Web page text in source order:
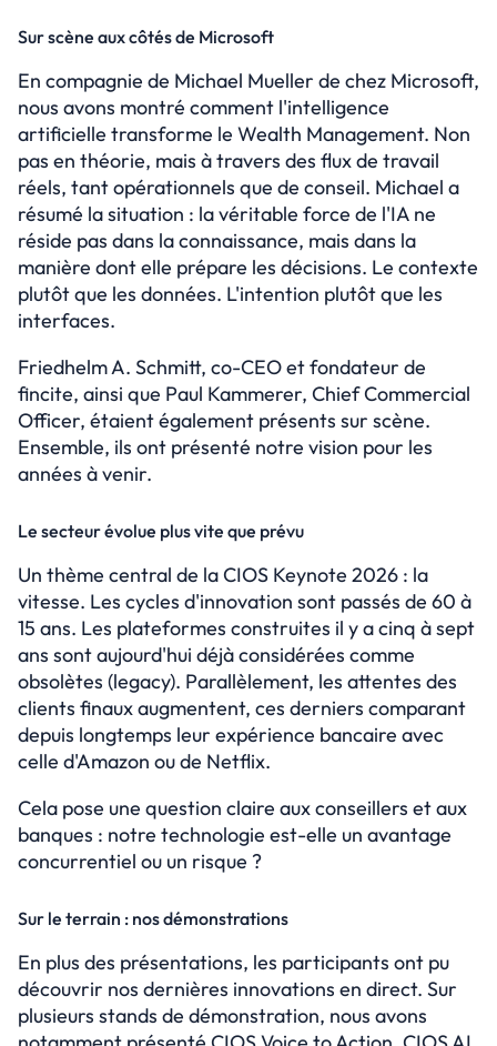
Sur scène aux côtés de Microsoft
En compagnie de Michael Mueller de chez Microsoft,
nous avons montré comment l'intelligence
artificielle transforme le Wealth Management. Non
pas en théorie, mais à travers des flux de travail
réels, tant opérationnels que de conseil. Michael a
résumé la situation : la véritable force de l'IA ne
réside pas dans la connaissance, mais dans la
manière dont elle prépare les décisions. Le contexte
plutôt que les données. L'intention plutôt que les
interfaces.
Friedhelm A. Schmitt, co-CEO et fondateur de
fincite, ainsi que Paul Kammerer, Chief Commercial
Officer, étaient également présents sur scène.
Ensemble, ils ont présenté notre vision pour les
années à venir.
Le secteur évolue plus vite que prévu
Un thème central de la CIOS Keynote 2026 : la
vitesse. Les cycles d'innovation sont passés de 60 à
15 ans. Les plateformes construites il y a cinq à sept
ans sont aujourd'hui déjà considérées comme
obsolètes (legacy). Parallèlement, les attentes des
clients finaux augmentent, ces derniers comparant
depuis longtemps leur expérience bancaire avec
celle d'Amazon ou de Netflix.
Cela pose une question claire aux conseillers et aux
banques : notre technologie est-elle un avantage
concurrentiel ou un risque ?
Sur le terrain : nos démonstrations
En plus des présentations, les participants ont pu
découvrir nos dernières innovations en direct. Sur
plusieurs stands de démonstration, nous avons